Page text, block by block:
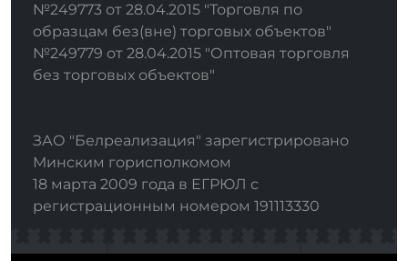
№249773 от 28.04.2015 "Торговля по
образцам без(вне) торговых объектов"
№249779 от 28.04.2015 "Оптовая торговля
без торговых объектов"
ЗАО "Белреализация" зарегистрировано
Минским горисполкомом
18 марта 2009 года в ЕГРЮЛ с
регистрационным номером 191113330